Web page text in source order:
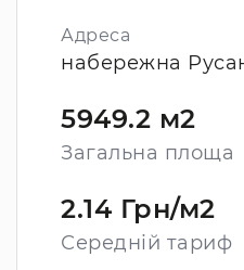
Адреса
набережна
5949.2 м2
Загальна площа
2.14 Грн/м2
Середній тариф